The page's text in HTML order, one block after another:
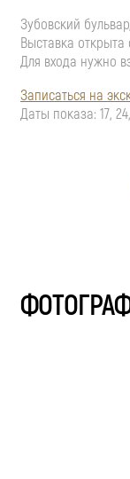
Зубовский
Выставка открыта
Для входа нужно
Записаться на
Даты показа: 17,